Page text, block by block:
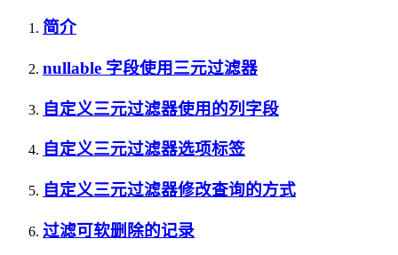
简介
nullable 字段使用三元过滤器
自定义三元过滤器使用的列字段
自定义三元过滤器选项标签
自定义三元过滤器修改查询的方式
过滤可软删除的记录